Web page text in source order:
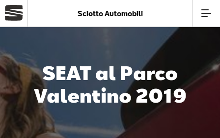
Modelli
Offerte
Service
Sciotto Automobili
SEAT al Parco
Valentino 2019